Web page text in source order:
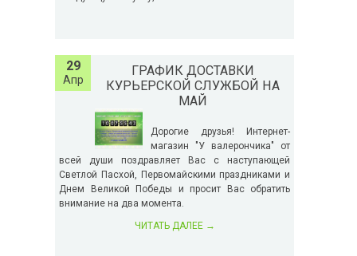
29
Апр
ГРАФИК ДОСТАВКИ
КУРЬЕРСКОЙ СЛУЖБОЙ НА
МАЙ
Дорогие друзья! Интернет-
магазин "У валерончика" от
всей души поздравляет Вас с наступающей
Светлой Пасхой, Первомайскими праздниками и
Днем Великой Победы и просит Вас обратить
внимание на два момента.
ЧИТАТЬ ДАЛЕЕ →